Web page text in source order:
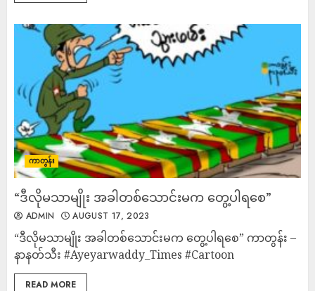
ကာတွန်း
“ဒီလိုမသာမျိုး အခါတစ်သောင်းမက တွေ့ပါရစေ”
ADMIN AUGUST 17, 2023
“ဒီလိုမသာမျိုး အခါတစ်သောင်းမက တွေ့ပါရစေ” ကာတွန်း –
နာနတ်သီး #Ayeyarwaddy_Times #Cartoon
READ MORE